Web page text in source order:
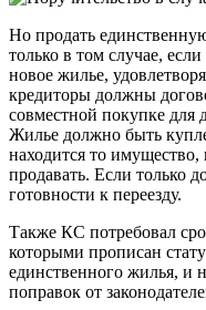
Но продать
только в том случае,
новое жилье,
кредиторы должны
совместной покупке для
Жилье должно быть
находится то имущество,
продавать. Если только
готовности к переезду.
Также КС потребовал
которыми прописан
единственного жилья, и
поправок от